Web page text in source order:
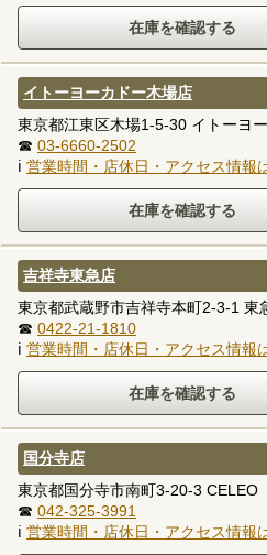
イトーヨーカドー木場店
東京都江東区木場1-5-30 イトーヨ
☎ 03-6660-2502
ℹ 営業時間・店休日・アクセス情報
吉祥寺東急店
東京都武蔵野市吉祥寺本町2-3-1 東
☎ 0422-21-1810
ℹ 営業時間・店休日・アクセス情報
国分寺店
東京都国分寺市南町3-20-3 CELEO
☎ 042-325-3991
ℹ 営業時間・店休日・アクセス情報